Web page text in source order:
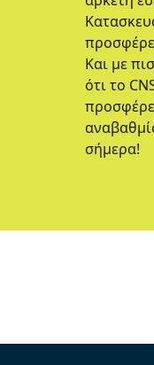
Και με
ότι το
σήμερα!